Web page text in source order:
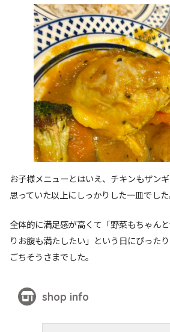
お子様メニューとはいえ、チキンもザンギ
思っていた以上にしっかりした一皿でした
全体的に満足感が高くて「野菜もちゃん
りお腹も満たしたい」という日にぴったり
ごちそうさまでした。
shop info